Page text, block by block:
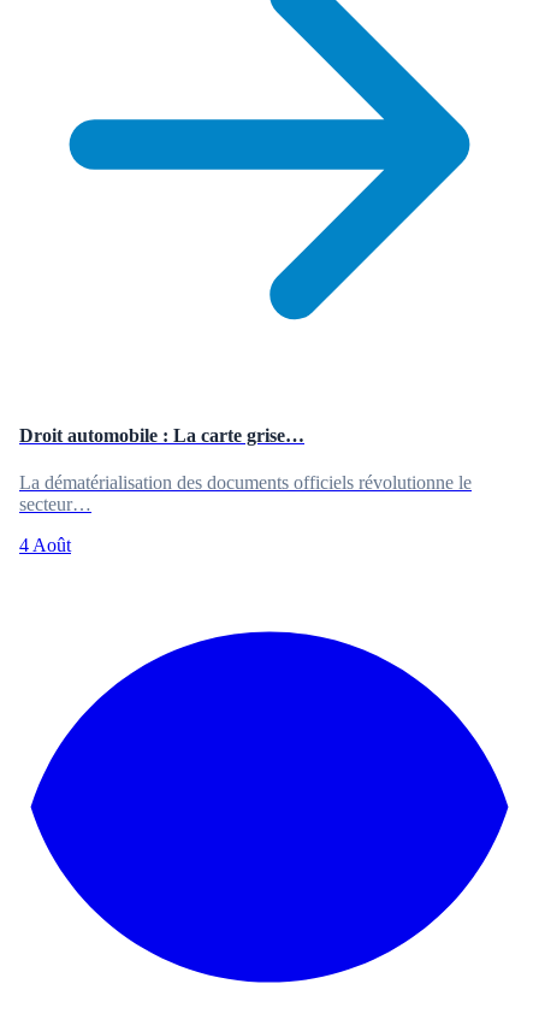
Droit automobile : La carte grise…
La dématérialisation des documents officiels révolutionne le
secteur…
4 Août